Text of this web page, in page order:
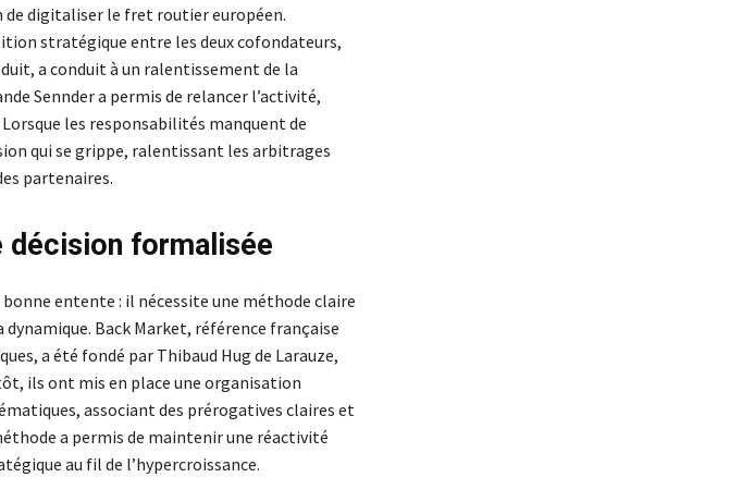
de digitaliser le fret routier européen.
stratégique entre les deux cofondateurs,
a conduit à un ralentissement de la
Sennder a permis de relancer l’activité,
les responsabilités manquent de
qui se grippe, ralentissant les arbitrages
partenaires.
décision formalisée
entente : il nécessite une méthode claire
Back Market, référence française
a été fondé par Thibaud Hug de Larauze,
ils ont mis en place une organisation
associant des prérogatives claires et
a permis de maintenir une réactivité
au fil de l’hypercroissance.